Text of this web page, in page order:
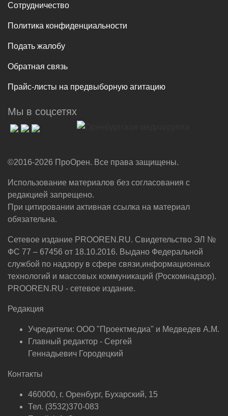
Сотрудничество
Политика конфиденциальности
Подать жалобу
Обратная связь
Прайс-листы на предвыборную агитацию
Мы в соцсетях
©2016-2026 ПроОрен. Все права защищены.
Использование материалов без согласования с
редакцией запрещено.
При цитировании активная ссылка на материал
обязательна.
Сетевое издание PROOREN.RU. Свидетельство ЭЛ №
ФС 77 – 67456 от 18.10.2016. Выдано Федеральной
службой по надзору в сфере связи,информационных
технологий и массовых коммуникаций (Роскомнадзор).
PROOREN.RU - сетевое издание.
Редакция
Учредители: ООО "Проектмедиа" и Медведев А.М.
Главный редактор - Сергей
Геннадьевич Городецкий
Контакты
460000, г. Оренбург, Бухарский, 15
Тел. (3532)370-083